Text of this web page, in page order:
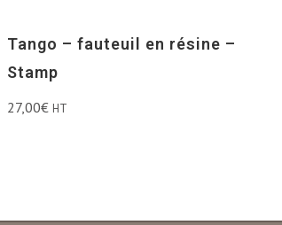
Tango – fauteuil en résine –
Stamp
27,00€ HT